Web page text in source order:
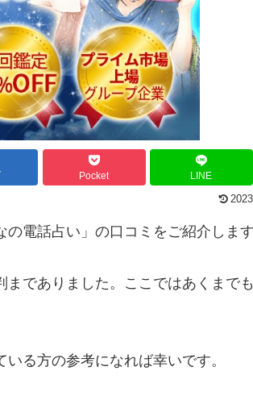
Pocket LINE
電話占い」の口コミをご紹介します
でありました。ここではあくまで
る方の参考になれば幸いです。